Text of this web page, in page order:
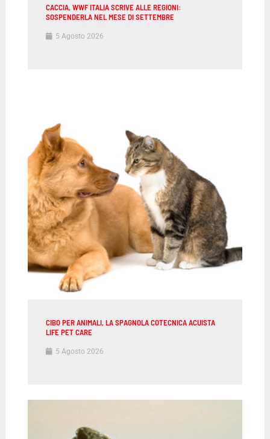
CACCIA, WWF ITALIA SCRIVE ALLE REGIONI:
SOSPENDERLA NEL MESE DI SETTEMBRE
5 Agosto 2026
CIBO PER ANIMALI, LA SPAGNOLA COTECNICA ACUISTA
LIFE PET CARE
5 Agosto 2026